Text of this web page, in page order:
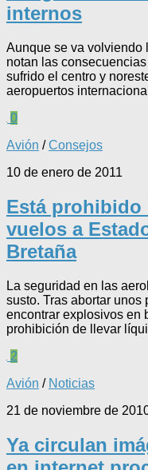
internos
Aunque se va volviendo
notan las
sufrido el centro y
aeropuertos
0
Avión /Consejos
10 de enero de 2011
Está prohibido
vuelos a
Bretaña
La seguridad en las
susto. Tras abortar unos
encontrar explosivos en
prohibición de llevar
2
Avión / Noticias
21 de noviembre de
Ya circulan